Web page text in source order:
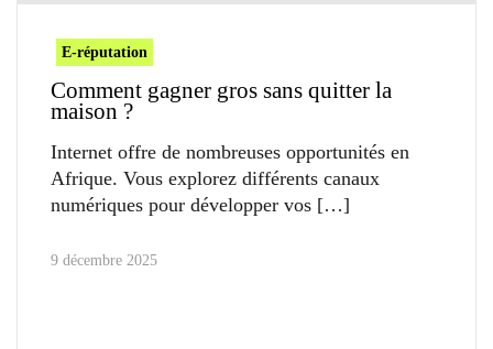
E-réputation
Comment gagner gros sans quitter la
maison ?
Internet offre de nombreuses opportunités en
Afrique. Vous explorez différents canaux
numériques pour développer vos
9 décembre 2025